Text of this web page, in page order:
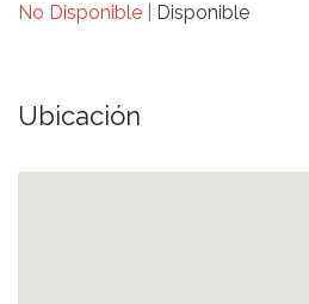
No Disponible Disponible
Ubicación